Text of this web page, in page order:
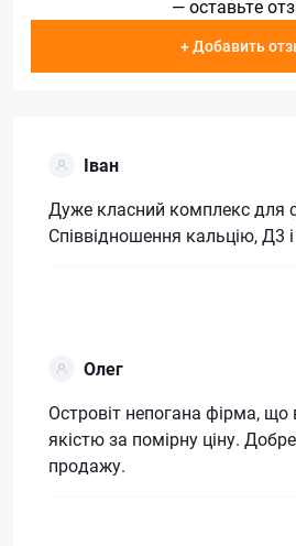
— оставьте
+ Добавить
Іван
Дуже класний комплекс для
Співвідношення кальцію, Д3
Олег
Островіт непогана фірма, що
якістю за помірну ціну.
продажу.